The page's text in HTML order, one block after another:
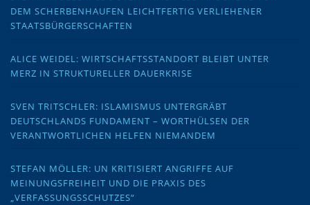
DEM SCHERBENHAUFEN LEICHTFERTIG VERLIEHENER
STAATSBÜRGERSCHAFTEN
ALICE WEIDEL: WIRTSCHAFTSSTANDORT BLEIBT UNTER
MERZ IN STRUKTURELLER DAUERKRISE
SVEN TRITSCHLER: ISLAMISMUS UNTERGRÄBT
DEUTSCHLANDS FUNDAMENT – WORTHÜLSEN DER
VERANTWORTLICHEN HELFEN NIEMANDEM
STEFAN MÖLLER: UN KRITISIERT ANGRIFFE AUF
MEINUNGSFREIHEIT UND DIE PRAXIS DES
„VERFASSUNGSSCHUTZES“